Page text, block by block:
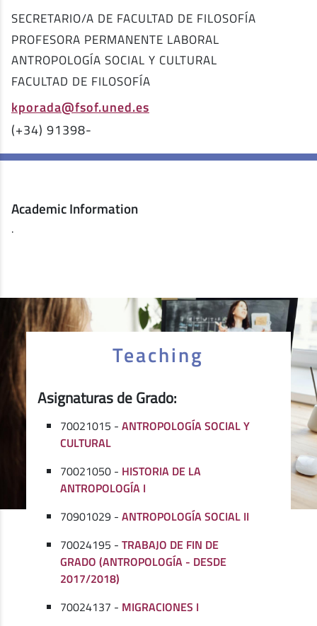
SECRETARIO/A DE FACULTAD DE FILOSOFÍA
PROFESORA PERMANENTE LABORAL
ANTROPOLOGÍA SOCIAL Y CULTURAL
FACULTAD DE FILOSOFÍA
kporada@fsof.uned.es
(+34) 91398-
Academic Information
.
Teaching
Asignaturas de Grado:
70021015 -ANTROPOLOGÍA SOCIAL Y
CULTURAL
70021050 - HISTORIA DE LA
ANTROPOLOGÍA I
70901029 -ANTROPOLOGÍA SOCIAL II
70024195 -TRABAJO DE FIN DE
GRADO (ANTROPOLOGÍA - DESDE
2017/2018)
70024137 - MIGRACIONES I